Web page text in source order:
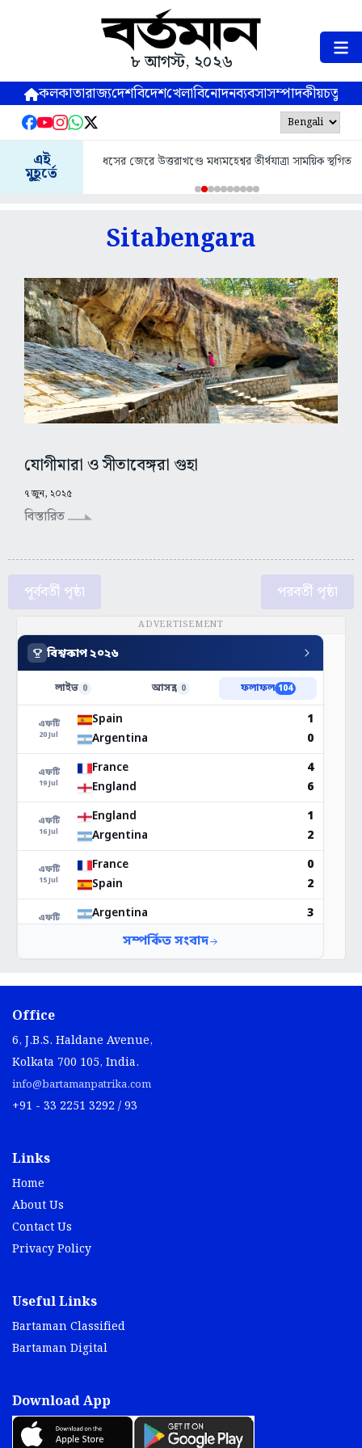
৮ আগস্ট, ২০২৬
কলকাতারাজ্যদেশবিদেশখেলাবিনোদনব্যবসাসম্পাদকীয়
এই
মুহূর্তে
ধসের জেরে উত্তরাখণ্ডে মধ্যমহেশ্বর তীর্থযাত্রা সাময়িক স্থগিত
Sitabengara
যোগীমারা ও সীতাবেঙ্গরা গুহা
৭ জুন, ২০২৫
বিস্তারিত
পূর্ববর্তী পৃষ্ঠা পরবর্তী পৃষ্ঠা
ADVERTISEMENT
Office
6, J.B.S. Haldane Avenue,
Kolkata 700 105, India.
info@bartamanpatrika.com
+91 - 33 2251 3292 / 93
Links
Home
About Us
Contact Us
Privacy Policy
Useful Links
Bartaman Classified
Bartaman Digital
Download App